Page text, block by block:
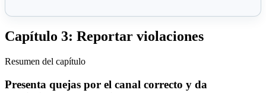
Capítulo 3: Reportar violaciones
Resumen del capítulo
Presenta quejas por el canal correcto y da